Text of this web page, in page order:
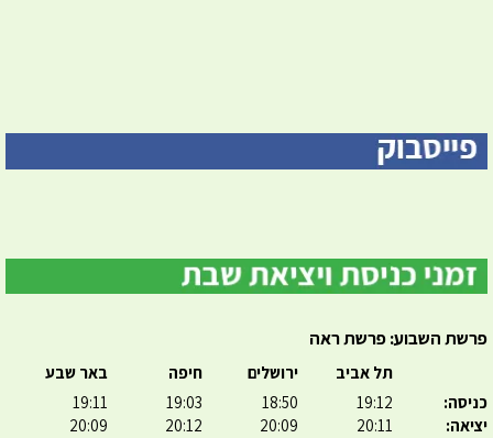
פרשת השבוע: פרשת ראה
כניסה:
יציאה:
תל אביב
19:12
20:11
ירושלים
18:50
20:09
חיפה
19:03
20:12
באר שבע
19:11
20:09